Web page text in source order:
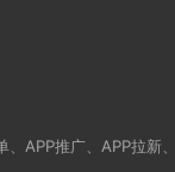
、APP推广、APP拉新